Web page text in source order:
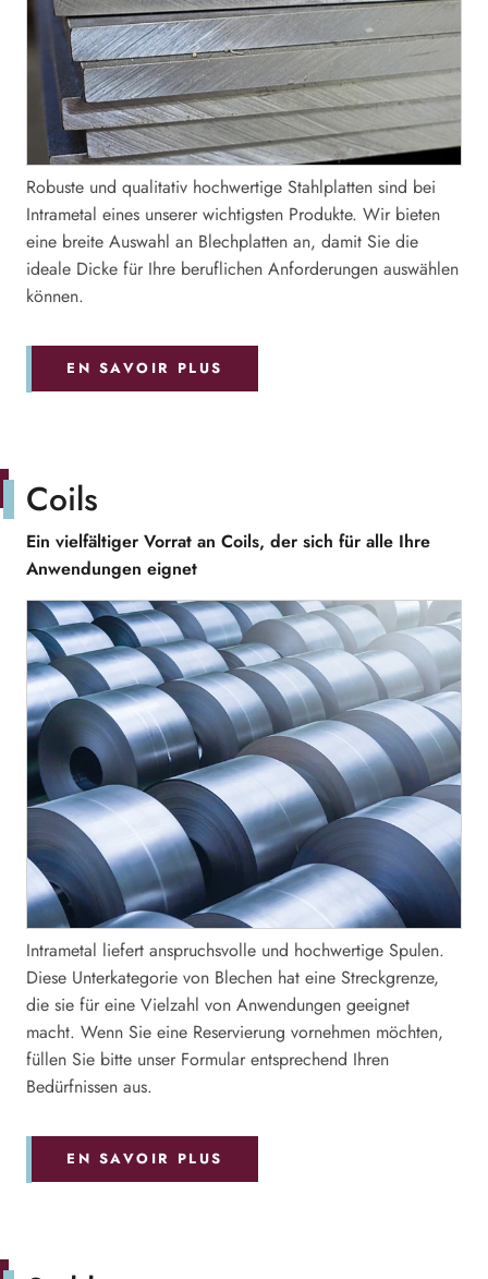
Robuste und qualitativ hochwertige Stahlplatten sind bei
Intrametal eines unserer wichtigsten Produkte. Wir bieten
eine breite Auswahl an Blechplatten an, damit Sie die
ideale Dicke für Ihre beruflichen Anforderungen auswählen
können.
EN SAVOIR PLUS
Ein vielfältiger Vorrat an Coils, der sich für alle Ihre
Anwendungen eignet
Coils
Intrametal liefert anspruchsvolle und hochwertige Spulen.
Diese Unterkategorie von Blechen hat eine Streckgrenze,
die sie für eine Vielzahl von Anwendungen geeignet
macht. Wenn Sie eine Reservierung vornehmen möchten,
füllen Sie bitte unser Formular entsprechend Ihren
Bedürfnissen aus.
EN SAVOIR PLUS